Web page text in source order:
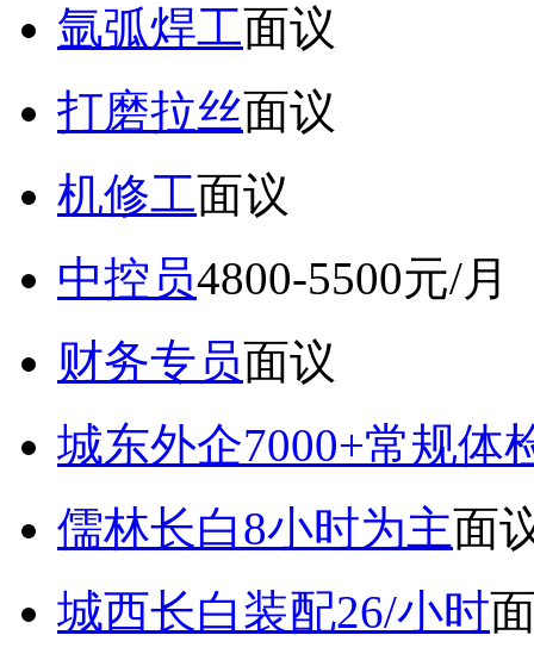
氩弧焊工面议
打磨拉丝面议
机修工面议
中控员4800-5500元/月
财务专员面议
城东外企7000+常规体
儒林长白8小时为主面
城西长白装配26/小时